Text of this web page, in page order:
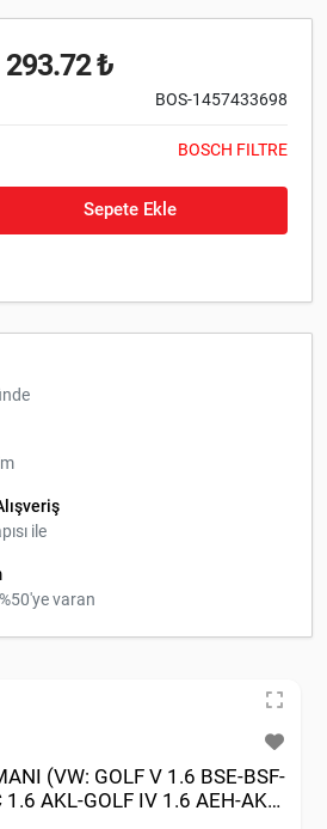
293.72 ₺
BOS-1457433698
BOSCH FILTRE
Sepete Ekle
ile
varan
(VW: GOLF V 1.6 BSE-BSF-
1.6 AKL-GOLF IV 1.6 AEH-AKL-